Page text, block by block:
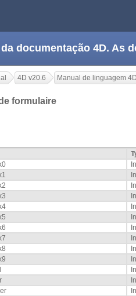
documentação 4D. As
4D v20.6 Manual de linguagem 4D
formulaire